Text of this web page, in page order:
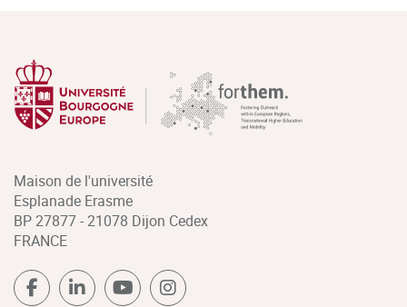
Maison de l'université
Esplanade Erasme
BP 27877 - 21078 Dijon Cedex
FRANCE